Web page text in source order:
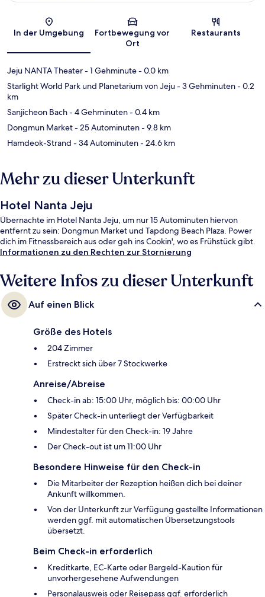
Karte
In der Umgebung
Fortbewegung vor
Ort
Restaurants
Jeju NANTA Theater- 1 Gehminute- 0.0 km
Starlight World Park und Planetarium von Jeju- 3 Gehminuten- 0.2
km
Sanjicheon Bach- 4 Gehminuten- 0.4 km
Dongmun Market- 25 Autominuten- 9.8 km
Hamdeok-Strand - 34 Autominuten- 24.6 km
Mehr zu dieser Unterkunft
Hotel Nanta Jeju
Übernachte im Hotel Nanta Jeju, um nur 15 Autominuten hiervon
entfernt zu sein: Dongmun Market und Tapdong Beach Plaza. Power
dich im Fitnessbereich aus oder geh ins Cookin', wo es Frühstück gibt.
Informationen zu den Rechten zur Stornierung
Weitere Infos zu dieser Unterkunft
Auf einen Blick
Größe des Hotels
204 Zimmer
Erstreckt sich über 7 Stockwerke
Anreise/Abreise
Check-in ab: 15:00 Uhr, möglich bis: 00:00 Uhr
Später Check-in unterliegt der Verfügbarkeit
Mindestalter für den Check-in: 19 Jahre
Der Check-out ist um 11:00 Uhr
Besondere Hinweise für den Check-in
Die Mitarbeiter der Rezeption heißen dich bei deiner
Ankunft willkommen.
Von der Unterkunft zur Verfügung gestellte Informationen
werden ggf. mit automatischen Übersetzungstools
übersetzt.
Beim Check-in erforderlich
Kreditkarte, EC-Karte oder Bargeld-Kaution für
unvorhergesehene Aufwendungen
Personalausweis oder Reisepass ggf. erforderlich